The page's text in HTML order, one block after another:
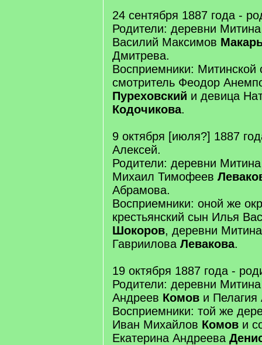
24 сентября 1887 года -
Родители: деревни Митина
Василий Максимов
Дмитрева.
Восприемники: Митинской
смотритель Феодор
Пуреховский и девица
Кодочикова.
9 октября [июля?] 1887
Алексей.
Родители: деревни Митина
Михаил Тимофеев
Абрамова.
Восприемники: оной же
крестьянский сын Илья
Шокоров, деревни
Гавриилова Левакова.
19 октября 1887 года -
Родители: деревни
Андреев Комов и Пелагия
Восприемники: той же
Иван Михайлов Комов и
Екатерина Андреева